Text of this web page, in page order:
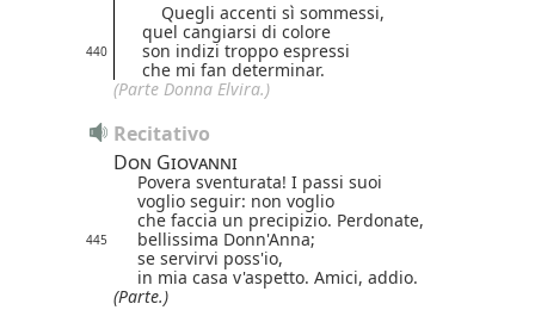
Quegli accenti sì sommessi,
quel cangiarsi di colore
440
son indizi troppo espressi
che mi fan determinar.
(Parte Donna Elvira.)
Recitativo
Don Giovanni
Povera sventurata! I passi suoi
voglio seguir: non voglio
che faccia un precipizio. Perdonate,
445
bellissima Donn'Anna;
se servirvi poss'io,
in mia casa v'aspetto. Amici, addio.
(Parte.)